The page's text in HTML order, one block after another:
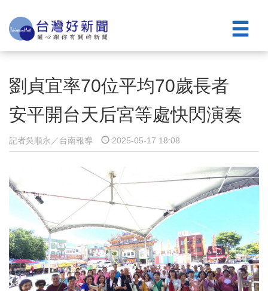
劉貞宜率70位平均70歲長者
安平開台天后宮等處快閃演奏
記者吳順永／台南報導 2025-05-17 18:08